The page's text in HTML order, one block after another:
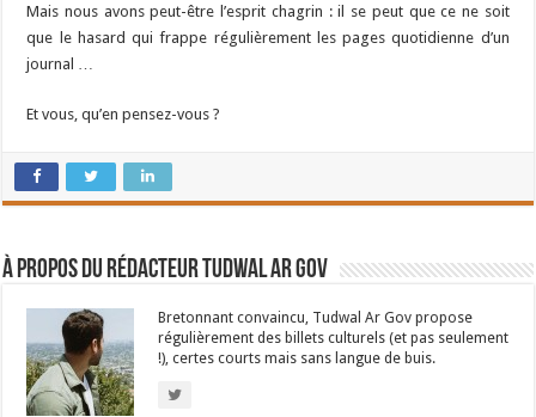
Mais nous avons peut-être l’esprit chagrin : il se peut que ce ne soit
que le hasard qui frappe régulièrement les pages quotidienne d’un
journal …
Et vous, qu’en pensez-vous ?
À propos du rédacteur Tudwal Ar Gov
Bretonnant convaincu, Tudwal Ar Gov propose
régulièrement des billets culturels (et pas seulement
!), certes courts mais sans langue de buis.